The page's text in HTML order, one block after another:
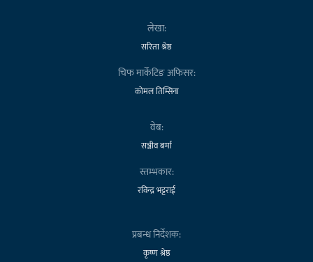
लेखा:
सरिता श्रेष्ठ
चिफ मार्केटिङ अफिसर:
कोमल तिम्सिना
वेब:
सञ्जीव बर्मा
स्तम्भकार:
रविन्द्र भट्टराई
प्रबन्ध निर्देशक:
कृष्ण श्रेष्ठ